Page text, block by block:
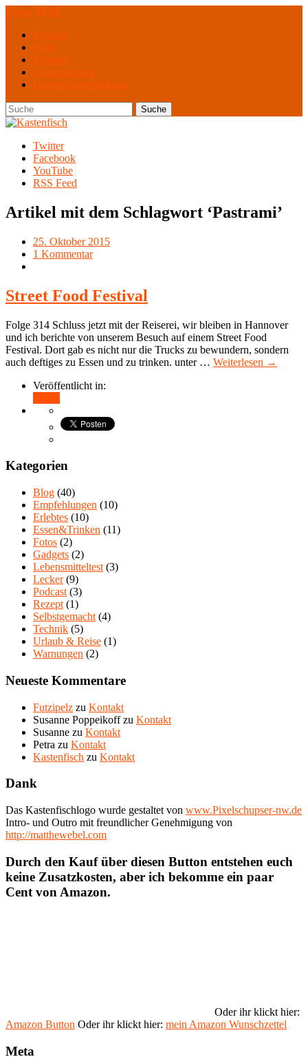
Home Menü
Podcast
Blog
Kontakt
Unterstützung
Datenschutzerklärung
Twitter
Facebook
YouTube
RSS Feed
Artikel mit dem Schlagwort ‘Pastrami’
25. Oktober 2015
1 Kommentar
Street Food Festival
Folge 314 Schluss jetzt mit der Reiserei, wir bleiben in Hannover
und ich berichte von unserem Besuch auf einem Street Food
Festival. Dort gab es nicht nur die Trucks zu bewundern, sondern
auch deftiges zu Essen und zu trinken. unter … Weiterlesen →
Veröffentlicht in:
Kategorien
Blog (40)
Empfehlungen (10)
Erlebtes (10)
Essen&Trinken (11)
Fotos (2)
Gadgets (2)
Lebensmitteltest (3)
Lecker(9)
Podcast (3)
Rezept (1)
Selbstgemacht (4)
Technik (5)
Urlaub & Reise (1)
Warnungen (2)
Neueste Kommentare
Futzipelz zu Kontakt
Susanne Poppeikoffzu Kontakt
Susanne zu Kontakt
Petra zu Kontakt
Kastenfisch zu Kontakt
Dank
Das Kastenfischlogo wurde gestaltet von www.Pixelschupser-nw.de
Intro- und Outro mit freundlicher Genehmigung von
http://matthewebel.com
Durch den Kauf über diesen Button entstehen euch
keine Zusatzkosten, aber ich bekomme ein paar
Cent von Amazon.
Oder ihr klickt hier:
Amazon Button Oder ihr klickt hier: mein Amazon Wunschzettel
Meta